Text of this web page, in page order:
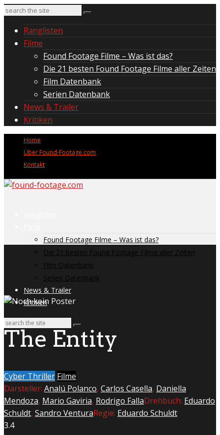
Ranglisten
Filme
Found Footage Filme – Was ist das?
Die 21 besten Found Footage Filme aller Zeiten
Film Datenbank
Serien Datenbank
News & Trailer
Kritiken
Home
Über Found-Footage.com
Kontakt
Found Footage Filme – Was ist das?
Die 21 besten Found Footage Filme aller Zeiten
Film Datenbank
Serien Datenbank
News & Trailer
Kritiken
The Entity
Cyber Thriller Filme
Darsteller: Analú Polanco, Carlos Casella, Daniella
Mendoza, Mario Gaviria, Rodrigo FallaDrehbuch: Eduardo
Schuldt, Sandro VenturaRegie: Eduardo Schuldt
3.4